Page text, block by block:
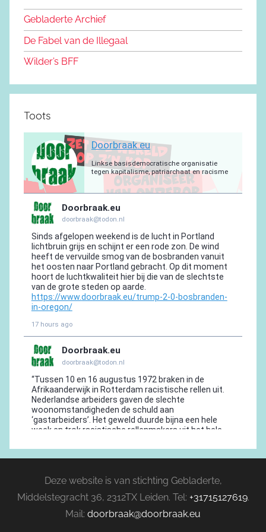
n
m
o
o
Gebladerte Archief
De Fabel van de Illegaal
Wilder’s BFF
Toots
Deze website is van stichting Gebladerte,
Middelstegracht 36, 2312TX Leiden. Tel: +31715127619.
Mail: doorbraak@doorbraak.eu